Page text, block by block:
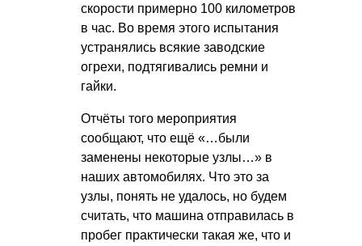
скорости примерно 100 километров
в час. Во время этого испытания
устранялись всякие заводские
огрехи, подтягивались ремни и
гайки.
Отчёты того мероприятия
сообщают, что ещё «…были
заменены некоторые узлы…» в
наших автомобилях. Что это за
узлы, понять не удалось, но будем
считать, что машина отправилась в
пробег практически такая же, что и